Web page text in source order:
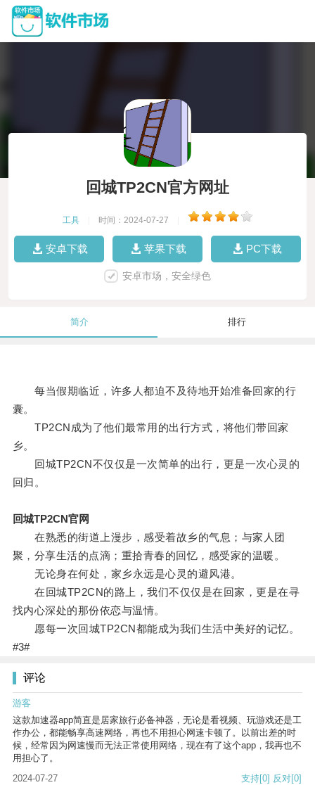
回城TP2CN官方网址
工具 时间：2024-07-27
安卓下载 苹果下载 PC下载
安卓市场，安全绿色
简介 排行
每当假期临近，许多人都迫不及待地开始准备回家的行
囊。
TP2CN成为了他们最常用的出行方式，将他们带回家
乡。
回城TP2CN不仅仅是一次简单的出行，更是一次心灵的
回归。
回城TP2CN官网
在熟悉的街道上漫步，感受着故乡的气息；与家人团
聚，分享生活的点滴；重拾青春的回忆，感受家的温暖。
无论身在何处，家乡永远是心灵的避风港。
在回城TP2CN的路上，我们不仅仅是在回家，更是在寻
找内心深处的那份依恋与温情。
愿每一次回城TP2CN都能成为我们生活中美好的记忆。
#3#
评论
游客
这款加速器app简直是居家旅行必备神器，无论是看视频、玩游戏还是工
作办公，都能畅享高速网络，再也不用担心网速卡顿了。以前出差的时
候，经常因为网速慢而无法正常使用网络，现在有了这个app，我再也不
用担心了。
2024-07-27
支持[0] 反对[0]